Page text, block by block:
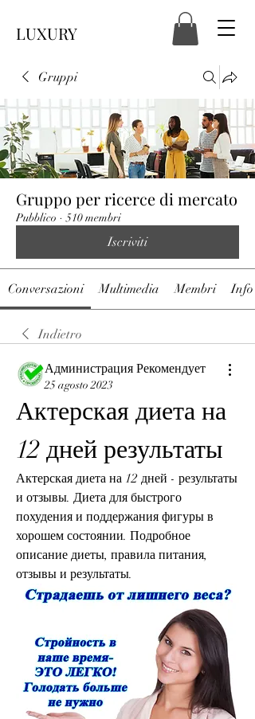
LUXURY
Gruppi
Gruppo per ricerce di mercato
Pubblico · 510 membri
Iscriviti
Conversazioni Multimedia Membri Info
Indietro
Администрация Рекомендует
25 agosto 2023
Актерская диета на
12 дней результаты
Актерская диета на 12 дней - результаты
и отзывы. Диета для быстрого
похудения и поддержания фигуры в
хорошем состоянии. Подробное
описание диеты, правила питания,
отзывы и результаты.